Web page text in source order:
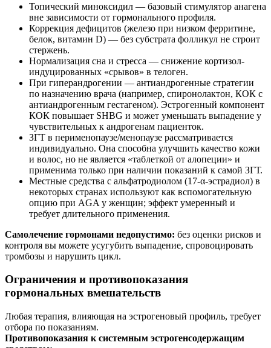
Топический миноксидил — базовый стимулятор анагена
вне зависимости от гормонального профиля.
Коррекция дефицитов (железо при низком ферритине,
белок, витамин D) — без субстрата фолликул не строит
стержень.
Нормализация сна и стресса — снижение кортизол-
индуцированных «срывов» в телоген.
При гиперандрогении — антиандрогенные стратегии
по назначению врача (например, спиронолактон, КОК с
антиандрогенным гестагеном). Эстрогенный компонент
КОК повышает SHBG и может уменьшать выпадение у
чувствительных к андрогенам пациенток.
ЗГТ в перименопаузе/менопаузе рассматривается
индивидуально. Она способна улучшить качество кожи
и волос, но не является «таблеткой от алопеции» и
применима только при наличии показаний к самой ЗГТ.
Местные средства с альфатродиолом (17‑α‑эстрадиол) в
некоторых странах используют как вспомогательную
опцию при AGA у женщин; эффект умеренный и
требует длительного применения.
Самолечение гормонами недопустимо: без оценки рисков и
контроля вы можете усугубить выпадение, спровоцировать
тромбозы и нарушить цикл.
Ограничения и противопоказания
гормональных вмешательств
Любая терапия, влияющая на эстрогеновый профиль, требует
отбора по показаниям.
Противопоказания к системным эстрогенсодержащим